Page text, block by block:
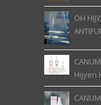
OH
Hijyen